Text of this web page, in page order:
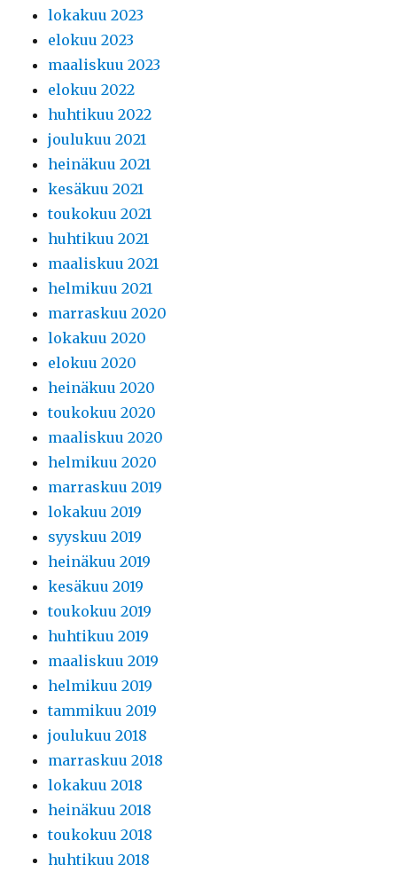
lokakuu 2023
elokuu 2023
maaliskuu 2023
elokuu 2022
huhtikuu 2022
joulukuu 2021
heinäkuu 2021
kesäkuu 2021
toukokuu 2021
huhtikuu 2021
maaliskuu 2021
helmikuu 2021
marraskuu 2020
lokakuu 2020
elokuu 2020
heinäkuu 2020
toukokuu 2020
maaliskuu 2020
helmikuu 2020
marraskuu 2019
lokakuu 2019
syyskuu 2019
heinäkuu 2019
kesäkuu 2019
toukokuu 2019
huhtikuu 2019
maaliskuu 2019
helmikuu 2019
tammikuu 2019
joulukuu 2018
marraskuu 2018
lokakuu 2018
heinäkuu 2018
toukokuu 2018
huhtikuu 2018